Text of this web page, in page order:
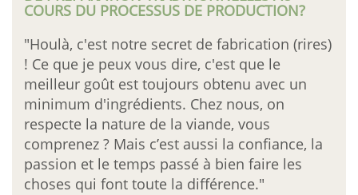
COURS DU PROCESSUS DE PRODUCTION?
"Houlà, c'est notre secret de fabrication (rires)
! Ce que je peux vous dire, c'est que le
meilleur goût est toujours obtenu avec un
minimum d'ingrédients. Chez nous, on
respecte la nature de la viande, vous
comprenez ? Mais c’est aussi la confiance, la
passion et le temps passé à bien faire les
choses qui font toute la différence."